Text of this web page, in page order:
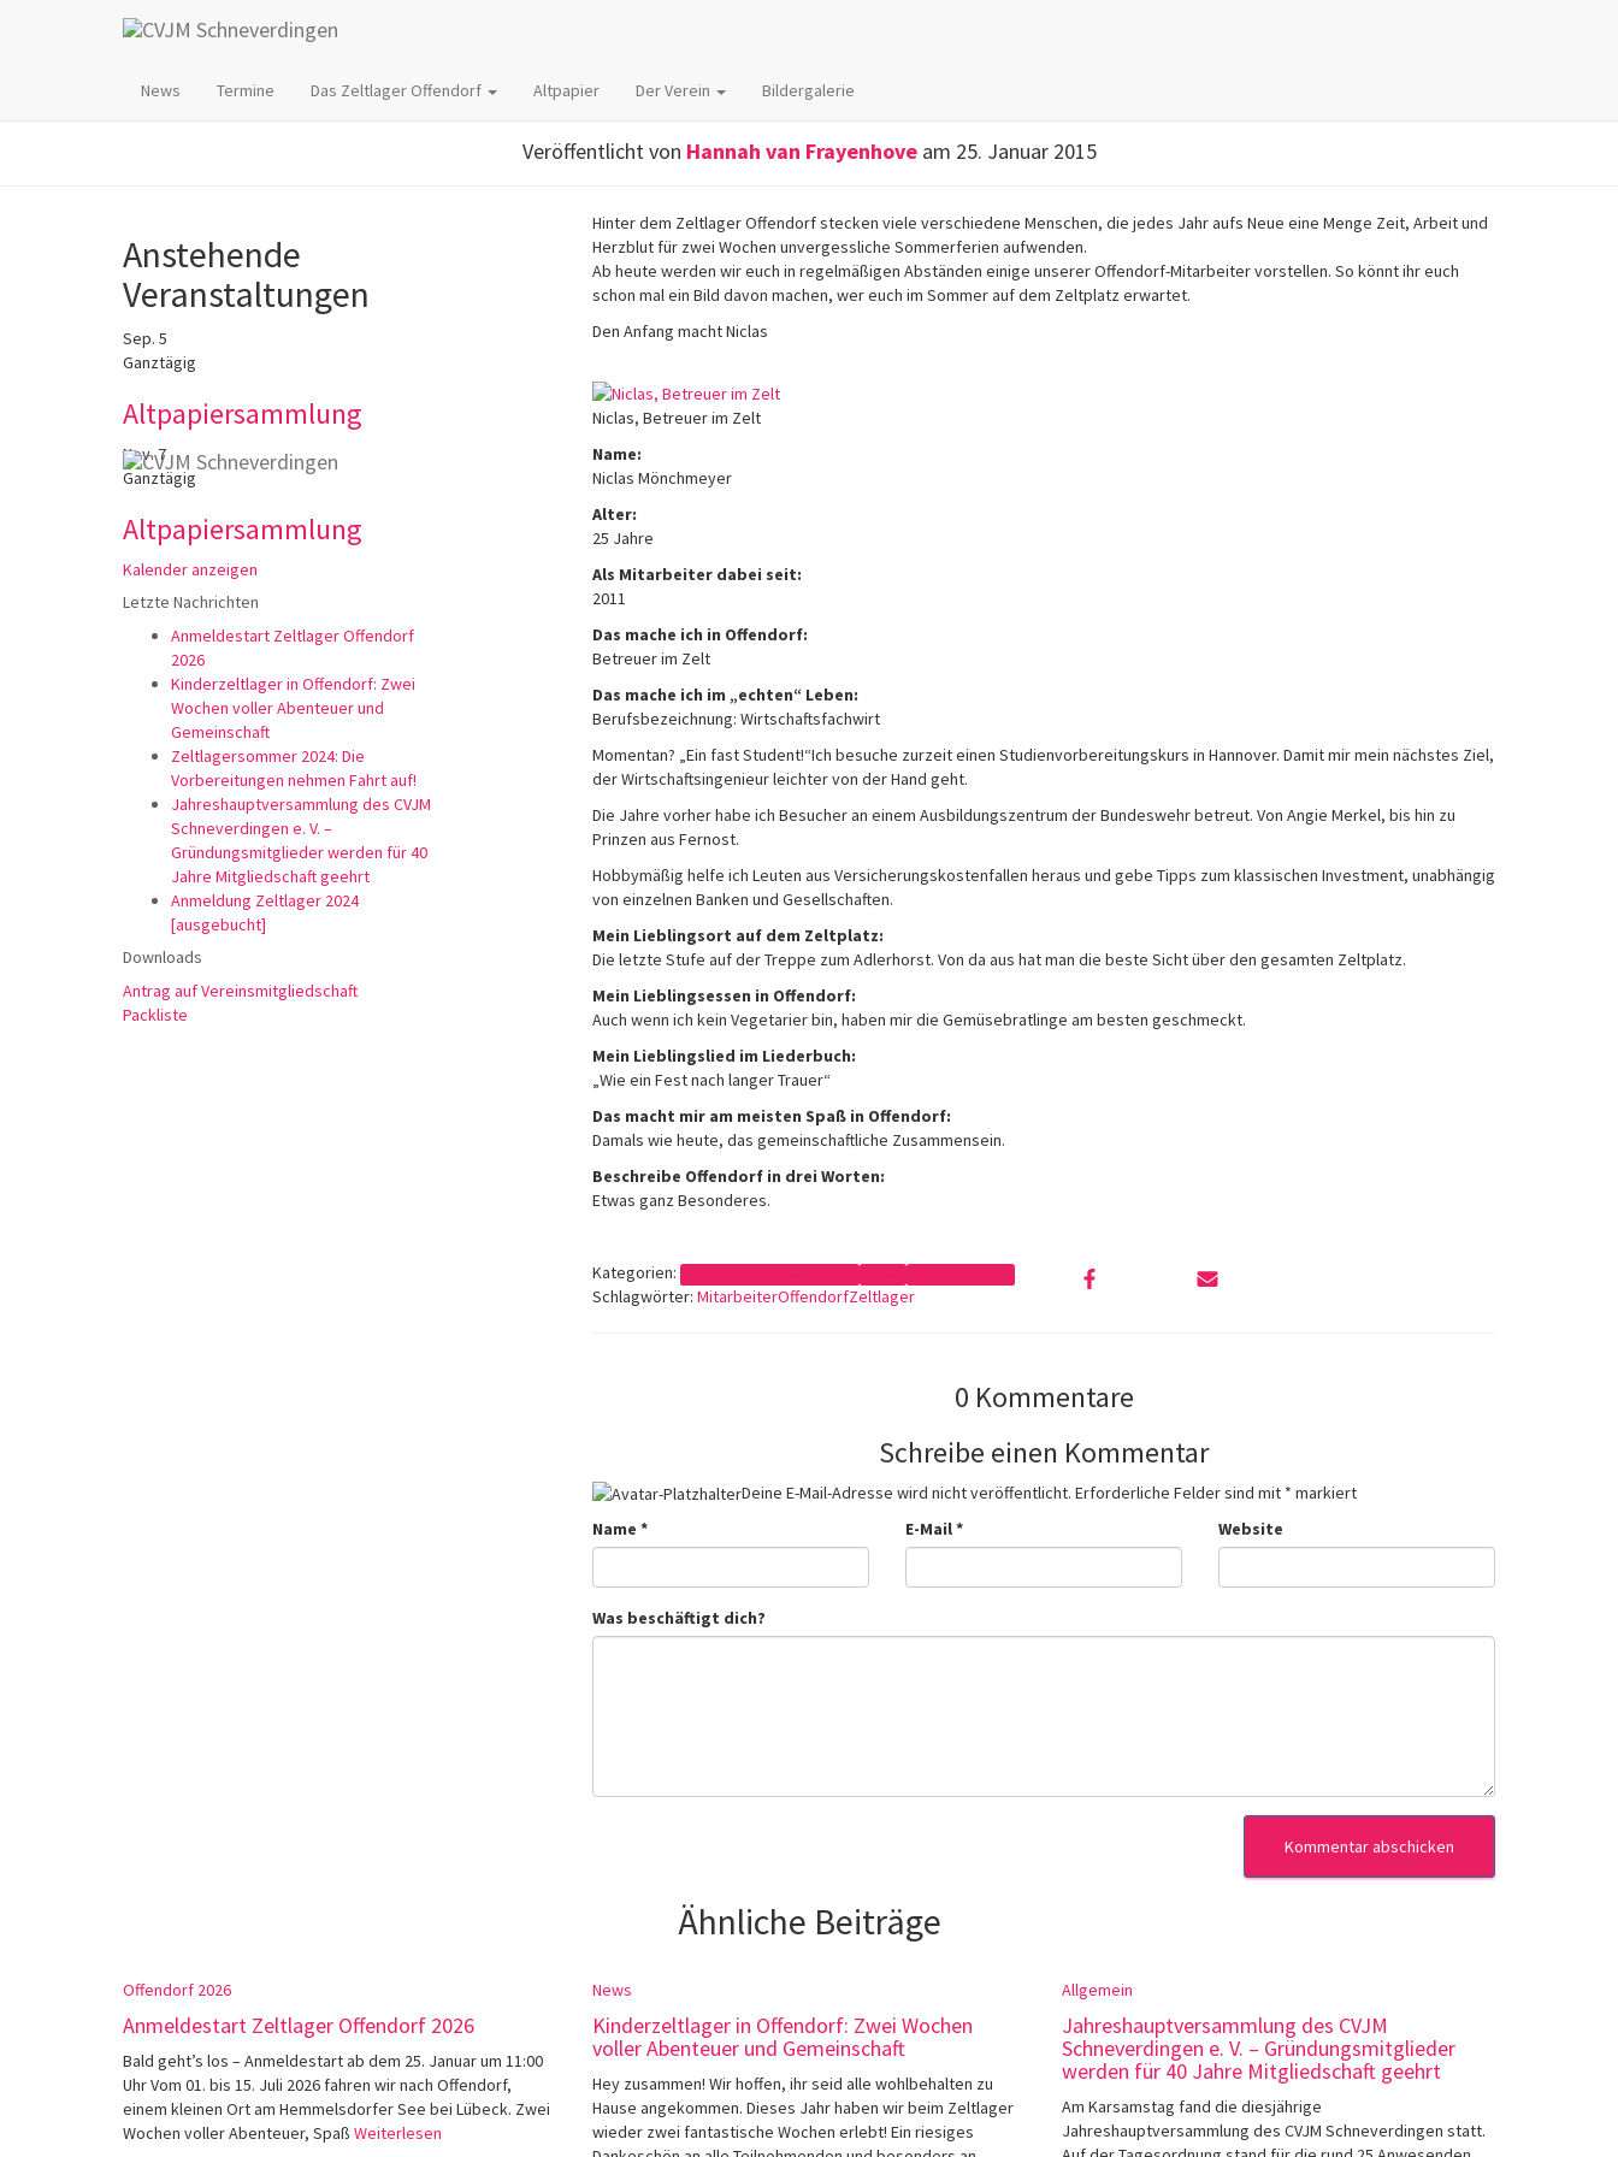
News Termine Das Zeltlager Offendorf Altpapier Der Verein Bildergalerie
Mitarbeiter des Monats – Niclas
Veröffentlicht von Hannah van Frayenhoveam 25. Januar 2015
Anstehende
Veranstaltungen
Sep. 5
Ganztägig
Altpapiersammlung
Nov.7
Ganztägig
Altpapiersammlung
Kalender anzeigen
Letzte Nachrichten
Anmeldestart Zeltlager Offendorf
2026
Kinderzeltlager in Offendorf: Zwei
Wochen voller Abenteuer und
Gemeinschaft
Zeltlagersommer 2024: Die
Vorbereitungen nehmen Fahrt auf!
Jahreshauptversammlung des CVJM
Schneverdingen e. V. –
Gründungsmitglieder werden für 40
Jahre Mitgliedschaft geehrt
Anmeldung Zeltlager 2024
[ausgebucht]
Downloads
Antrag auf Vereinsmitgliedschaft
Packliste
Hinter dem Zeltlager Offendorf stecken viele verschiedene Menschen, die jedes Jahr aufs Neue eine Menge Zeit, Arbeit und
Herzblut für zwei Wochen unvergessliche Sommerferien aufwenden.
Ab heute werden wir euch in regelmäßigen Abständen einige unserer Offendorf-Mitarbeiter vorstellen. So könnt ihr euch
schon mal ein Bild davon machen, wer euch im Sommer auf dem Zeltplatz erwartet.
Den Anfang macht Niclas
Niclas, Betreuer im Zelt
Name:
Niclas Mönchmeyer
Alter:
25 Jahre
Als Mitarbeiter dabei seit:
2011
Das mache ich in Offendorf:
Betreuer im Zelt
Das mache ich im „echten“ Leben:
Berufsbezeichnung: Wirtschaftsfachwirt
Momentan? „Ein fast Student!“Ich besuche zurzeit einen Studienvorbereitungskurs in Hannover. Damit mir mein nächstes Ziel,
der Wirtschaftsingenieur leichter von der Hand geht.
Die Jahre vorher habe ich Besucher an einem Ausbildungszentrum der Bundeswehr betreut. Von Angie Merkel, bis hin zu
Prinzen aus Fernost.
Hobbymäßig helfe ich Leuten aus Versicherungskostenfallen heraus und gebe Tipps zum klassischen Investment, unabhängig
von einzelnen Banken und Gesellschaften.
Mein Lieblingsort auf dem Zeltplatz:
Die letzte Stufe auf der Treppe zum Adlerhorst. Von da aus hat man die beste Sicht über den gesamten Zeltplatz.
Mein Lieblingsessen in Offendorf:
Auch wenn ich kein Vegetarier bin, haben mir die Gemüsebratlinge am besten geschmeckt.
Mein Lieblingslied im Liederbuch:
„Wie ein Fest nach langer Trauer“
Das macht mir am meisten Spaß in Offendorf:
Damals wie heute, das gemeinschaftliche Zusammensein.
Beschreibe Offendorf in drei Worten:
Etwas ganz Besonderes.
Kategorien:
Schlagwörter: MitarbeiterOffendorfZeltlager
0 Kommentare
Schreibe einen Kommentar
Deine E-Mail-Adresse wird nicht veröffentlicht. Erforderliche Felder sind mit * markiert
Name * E-Mail* Website
Was beschäftigt dich?
Ähnliche Beiträge
Offendorf 2026
Anmeldestart Zeltlager Offendorf 2026
Bald geht’s los – Anmeldestart ab dem 25. Januar um 11:00
Uhr Vom 01. bis 15. Juli 2026 fahren wir nach Offendorf,
einem kleinen Ort am Hemmelsdorfer See bei Lübeck. Zwei
Wochen voller Abenteuer, Spaß Weiterlesen
News
Kinderzeltlager in Offendorf: Zwei Wochen
voller Abenteuer und Gemeinschaft
Hey zusammen! Wir hoffen, ihr seid alle wohlbehalten zu
Hause angekommen. Dieses Jahr haben wir beim Zeltlager
wieder zwei fantastische Wochen erlebt! Ein riesiges
Allgemein
Jahreshauptversammlung des CVJM
Schneverdingen e. V. – Gründungsmitglieder
werden für 40 Jahre Mitgliedschaft geehrt
Am Karsamstag fand die diesjährige
Jahreshauptversammlung des CVJM Schneverdingen statt.